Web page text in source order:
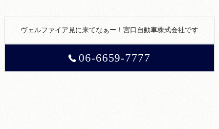
ヴェルファイア見に来てなぁー！宮口自動車株式会社です
06-6659-7777